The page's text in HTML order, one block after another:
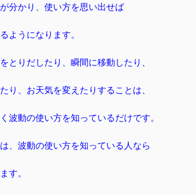
分かり、使い方を思い出せば
ようになります。
とりだしたり、瞬間に移動したり、
り、お天気を変えたりすることは、
波動の使い方を知っているだけです。
、波動の使い方を知っている人なら
す。